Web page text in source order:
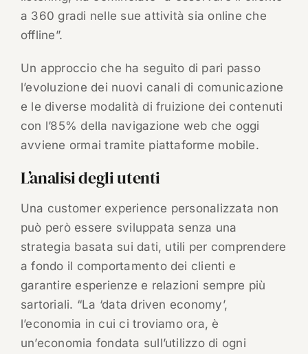
a 360 gradi nelle sue attività sia online che
offline”.
Un approccio che ha seguito di pari passo
l’evoluzione dei nuovi canali di comunicazione
e le diverse modalità di fruizione dei contenuti
con l’85% della navigazione web che oggi
avviene ormai tramite piattaforme mobile.
L’analisi degli utenti
Una customer experience personalizzata non
può però essere sviluppata senza una
strategia basata sui dati, utili per comprendere
a fondo il comportamento dei clienti e
garantire esperienze e relazioni sempre più
sartoriali. “La ‘data driven economy’,
l’economia in cui ci troviamo ora, è
un’economia fondata sull’utilizzo di ogni